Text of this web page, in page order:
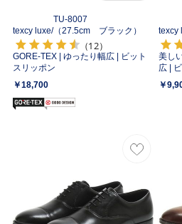
texcy luxe/
TU-8007
（27.5cm ブラック）
（12）
GORE-TEX | ゆったり幅広 | ビット
スリッポン
￥18,700
texcy
美し
広 |
￥